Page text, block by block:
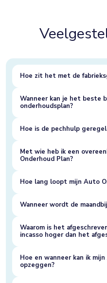
Hoe zit het met de
Wanneer kan je het beste
onderhoudsplan?
Hoe is de pechhulp
Met wie heb ik een
Onderhoud Plan?
Hoe lang loopt mijn Auto
Wanneer wordt de
Waarom is het
incasso hoger dan het
Hoe en wanneer kan ik
opzeggen?